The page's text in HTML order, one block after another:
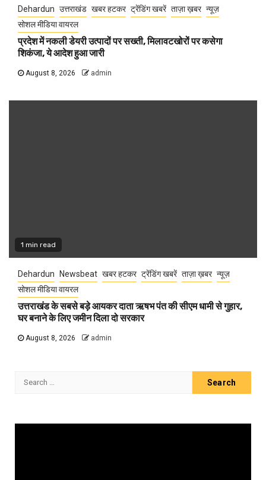
Dehardun उत्तराखंड खबर हटकर ट्रेंडिंग खबरें ताज़ा ख़बर न्यूज़
सोशल मीडिया वायरल
प्रदेश में नकली डेयरी उत्पादों पर सख्ती, मिलावटखोरों पर कसेगा
शिकंजा, ये आदेश हुआ जारी
August 8, 2026 admin
1 min read
Dehardun Newsbeat खबर हटकर ट्रेंडिंग खबरें ताज़ा ख़बर न्यूज़
सोशल मीडिया वायरल
उत्तराखंड के सबसे बड़े आयकर दाता ऋषभ पंत की सीएम धामी से गुहार,
घर बनाने के लिए जमीन दिला दो सरकार
August 8, 2026 admin
Search